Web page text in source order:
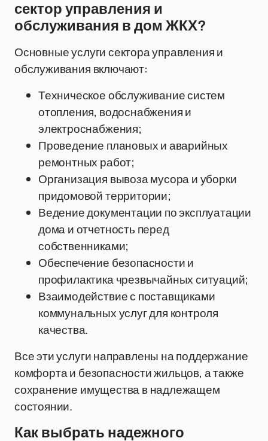
сектор управления и
обслуживания в дом ЖКХ?
Основные услуги сектора управления и
обслуживания включают:
Техническое обслуживание систем
отопления, водоснабжения и
электроснабжения;
Проведение плановых и аварийных
ремонтных работ;
Организация вывоза мусора и уборки
придомовой территории;
Ведение документации по эксплуатации
дома и отчетность перед
собственниками;
Обеспечение безопасности и
профилактика чрезвычайных ситуаций;
Взаимодействие с поставщиками
коммунальных услуг для контроля
качества.
Все эти услуги направлены на поддержание
комфорта и безопасности жильцов, а также
сохранение имущества в надлежащем
состоянии.
Как выбрать надежного